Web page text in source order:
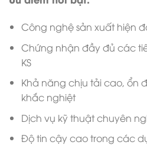
Công nghệ sản xuất hiện
Chứng nhận đầy đủ các
KS
Khả năng chịu tải cao, ổn
khắc nghiệt
Dịch vụ kỹ thuật chuyên
Độ tin cậy cao trong các